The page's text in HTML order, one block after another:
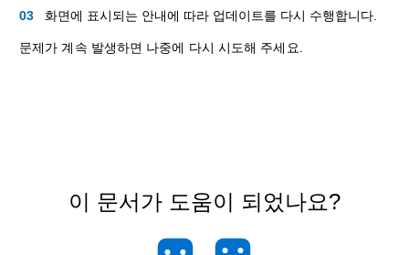
화면에 표시되는 안내에 따라 업데이트를 다시 수행합니다.
문제가 계속 발생하면 나중에 다시 시도해 주세요.
이 문서가 도움이 되었나요?